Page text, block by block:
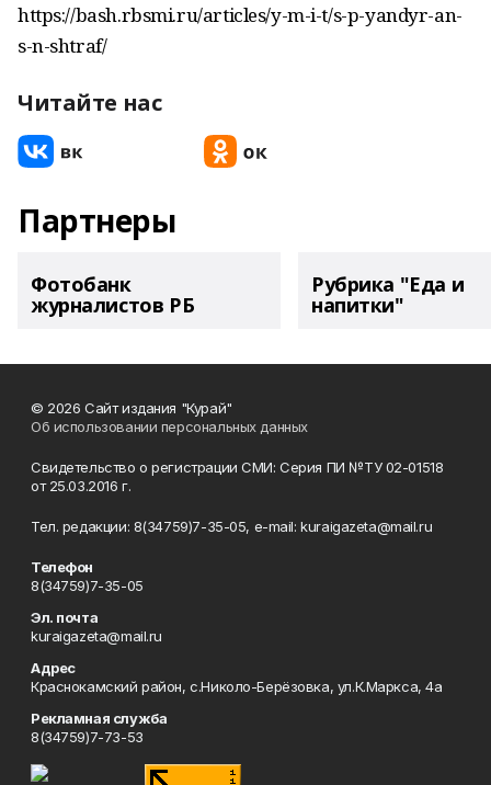
https://bash.rbsmi.ru/articles/y-m-i-t/s-p-yandyr-an-
s-n-shtraf/
Читайте нас
Партнеры
Фотобанк
журналистов РБ
Рубрика "Еда и
напитки"
© 2026 Сайт издания "Курай"
Об использовании персональных данных
Свидетельство о регистрации СМИ: Серия ПИ №ТУ 02-01518
от 25.03.2016 г.
Тел. редакции: 8(34759)7-35-05, e-mail: kuraigazeta@mail.ru
Телефон
8(34759)7-35-05
Эл. почта
kuraigazeta@mail.ru
Адрес
Краснокамский район, с.Николо-Берёзовка, ул.К.Маркса, 4а
Рекламная служба
8(34759)7-73-53